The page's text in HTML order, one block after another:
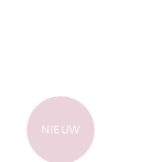
NIEUW